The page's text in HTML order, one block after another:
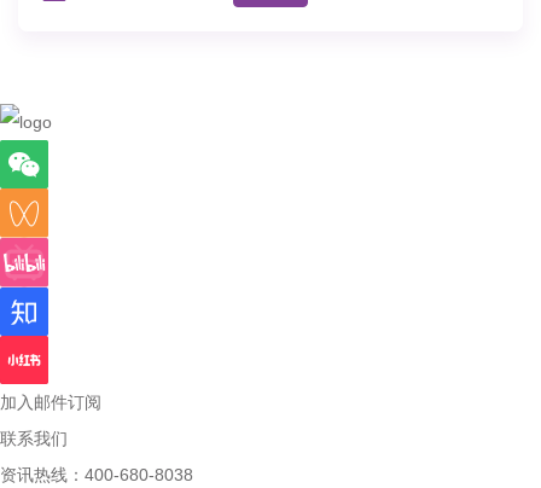
加入邮件订阅
联系我们
资讯热线：400-680-8038